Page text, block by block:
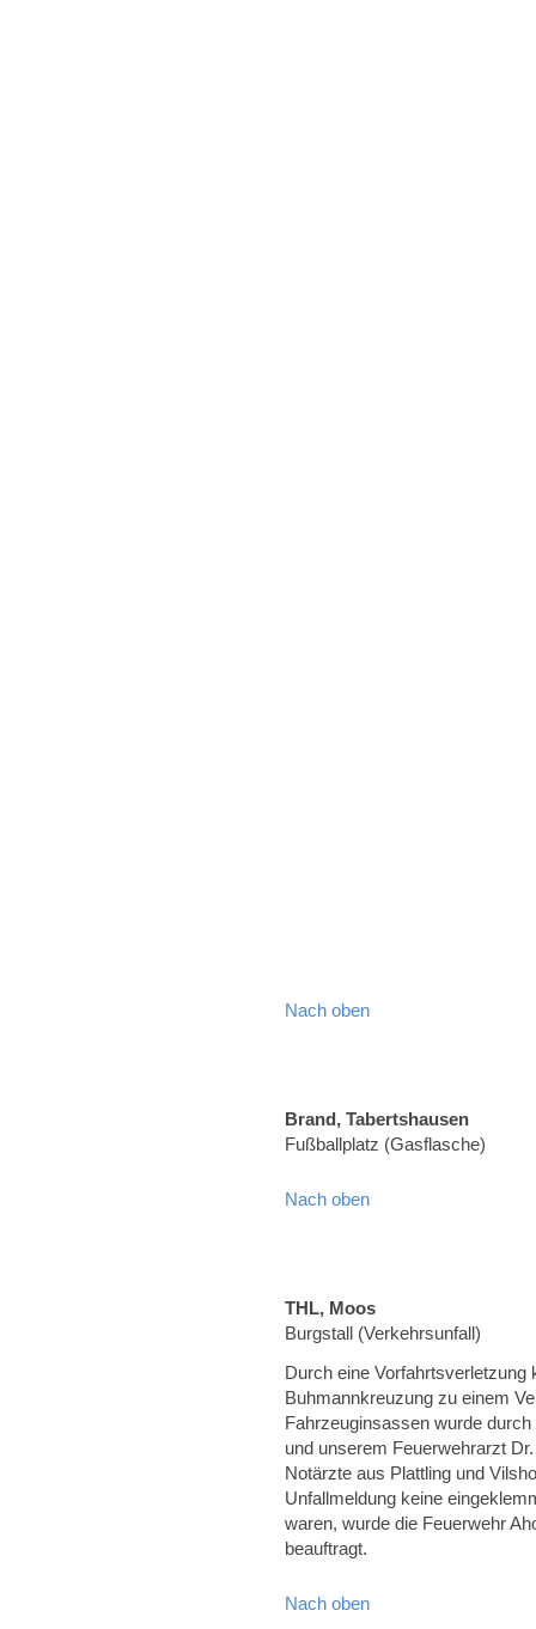
Nach oben
Brand, Tabertshausen
Fußballplatz (Gasflasche)
Nach oben
THL, Moos
Burgstall (Verkehrsunfall)
Durch eine
Buhmannkreuzung zu einem
Fahrzeuginsassen wurde
und unserem Feuerwehrarzt
Notärzte aus Plattling und
Unfallmeldung keine
waren, wurde die Feuerwehr
beauftragt.
Nach oben